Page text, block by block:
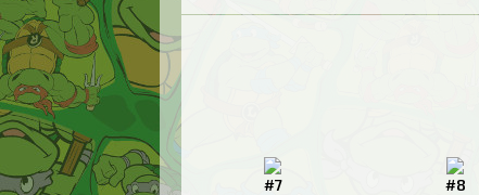
#7 #8